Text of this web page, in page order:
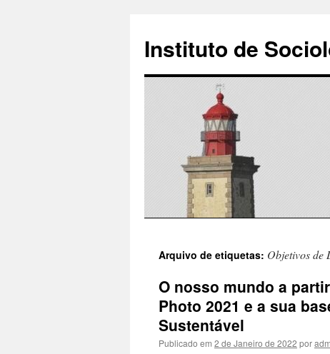
Instituto de
para
conteúdo
Arquivo de etiquetas: Objetivos de
O nosso mundo a
Photo 2021 e a sua
Sustentável
Publicado em 2 de Janeiro de 2022 por